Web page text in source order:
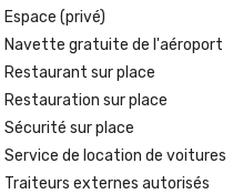
Espace (privé)
Navette gratuite de l'aéroport
Restaurant sur place
Restauration sur place
Sécurité sur place
Service de location de voitures
Traiteurs externes autorisés